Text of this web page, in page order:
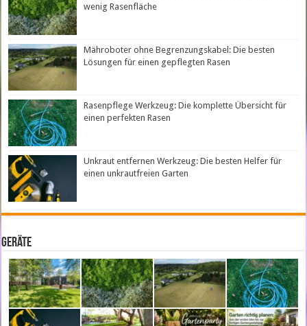
wenig Rasenfläche
Mähroboter ohne Begrenzungskabel: Die besten
Lösungen für einen gepflegten Rasen
Rasenpflege Werkzeug: Die komplette Übersicht für
einen perfekten Rasen
Unkraut entfernen Werkzeug: Die besten Helfer für
einen unkrautfreien Garten
Geräte